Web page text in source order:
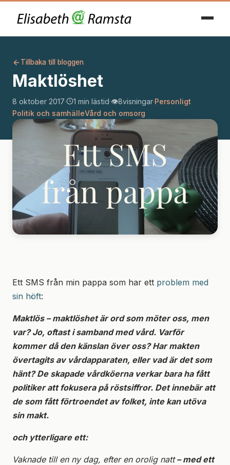
Tillbaka till bloggen
Maktlöshet
8 oktober 2017· 1 min lästid·👁️8visningar·Personligt
Politik och samhälleVård och omsorg
Ett SMS från min pappa som har ett problem med
sin höft:
Maktlös – maktlöshetär ord som möter oss, men
var? Jo, oftast i samband med vård. Varför
kommer då den känslan över oss? Har makten
övertagits av vårdapparaten, eller vad är det som
hänt? De skapade vårdköerna verkar bara ha fått
politiker att fokusera på röstsiffror. Det innebär att
de som fått förtroendet av folket, inte kan utöva
sin makt.
och ytterligare ett:
Vaknade till en ny dag, efter en orolig natt– med ett